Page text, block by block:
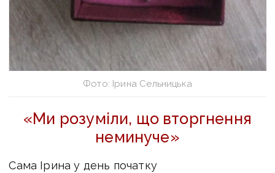
Фото: Ірина Сельницька
«Ми розуміли, що вторгнення
неминуче»
Сама Ірина у день початку